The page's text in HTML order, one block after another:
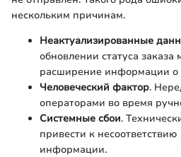
нескольким причинам.
Неактуализированные
обновлении статуса заказа
расширение информации о
Человеческий фактор.
операторами во время
Системные сбои.
привести к
информации.